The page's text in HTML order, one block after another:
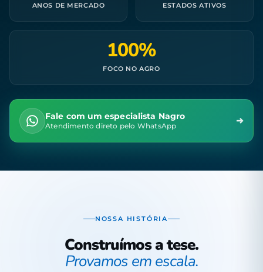
ANOS DE MERCADO ESTADOS ATIVOS
100%
FOCO NO AGRO
Fale com um especialista Nagro
Atendimento direto pelo WhatsApp
NOSSA HISTÓRIA
Construímos a tese.
Provamos em escala.